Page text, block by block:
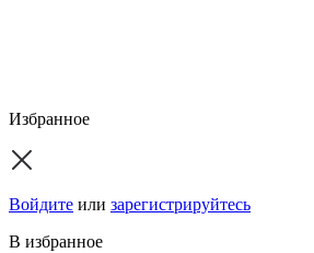
Избранное
Войдите или зарегистрируйтесь
В избранное